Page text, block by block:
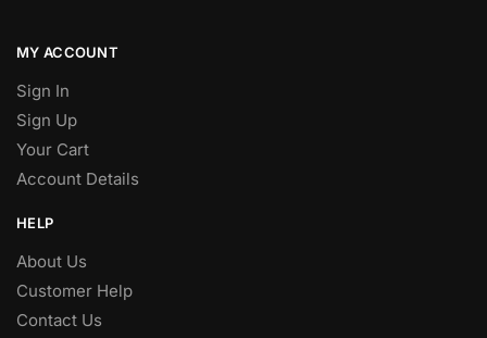
MY ACCOUNT
Sign In
Sign Up
Your Cart
Account Details
HELP
About Us
Customer Help
Contact Us